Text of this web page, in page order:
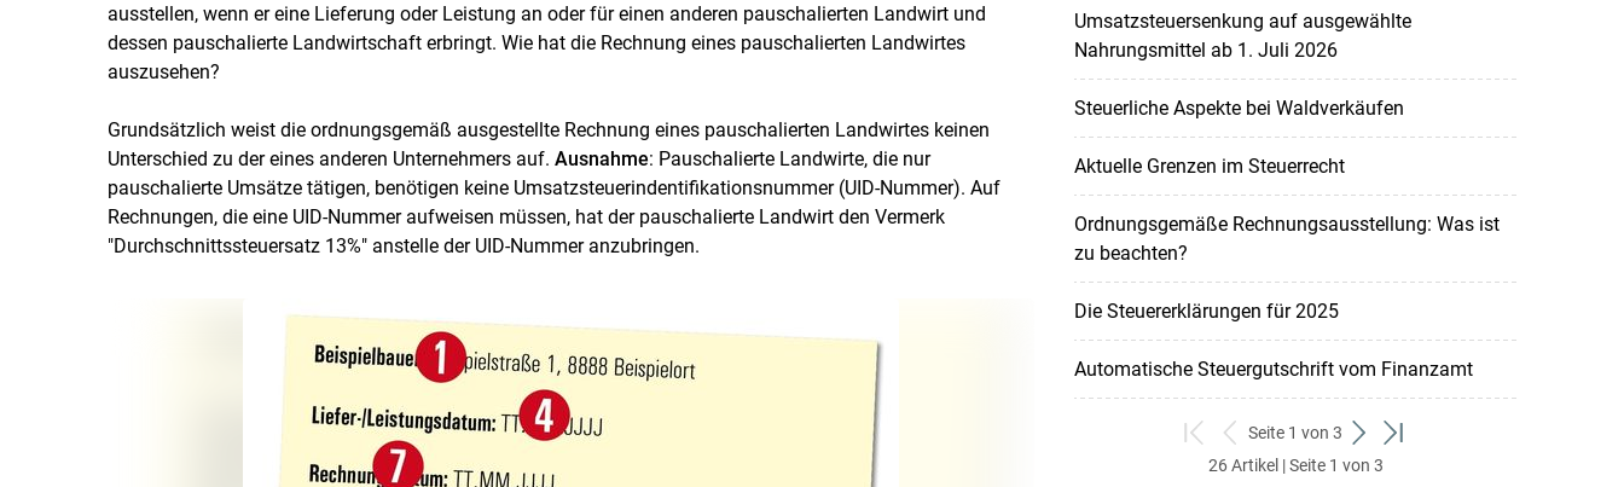
Skip to main content
ausstellen, wenn er eine Lieferung oder Leistung an oder für einen anderen pauschalierten Landwirt und
dessen pauschalierte Landwirtschaft erbringt. Wie hat die Rechnung eines pauschalierten Landwirtes
auszusehen?
Grundsätzlich weist die ordnungsgemäß ausgestellte Rechnung eines pauschalierten Landwirtes keinen
Unterschied zu der eines anderen Unternehmers auf. Ausnahme: Pauschalierte Landwirte, die nur
pauschalierte Umsätze tätigen, benötigen keine Umsatzsteuerindentifikationsnummer (­UID-Nummer). Auf
Rechnungen, die eine UID-Nummer aufweisen müssen, hat der pauschalierte Landwirt den Vermerk
"Durchschnittssteuersatz 13%" anstelle der UID-Nummer anzubringen.
Umsatzsteuersenkung auf ausgewählte
Nahrungsmittel ab 1. Juli 2026
Steuerliche Aspekte bei Waldverkäufen
Aktuelle Grenzen im Steuerrecht
Ordnungsgemäße Rechnungsausstellung: Was ist
zu beachten?
Die Steuererklärungen für 2025
Automatische Steuergutschrift vom Finanzamt
zum
ersten
zurück
zum
Seite 1 von 3
weiter
zum
zum
26 Artikel | Seite 1 von 3